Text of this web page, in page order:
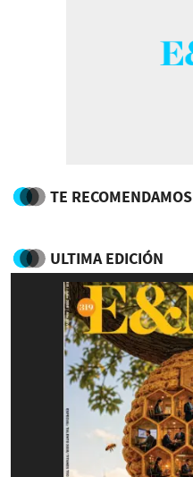
TE RECOMENDAMOS
ULTIMA EDICIÓN